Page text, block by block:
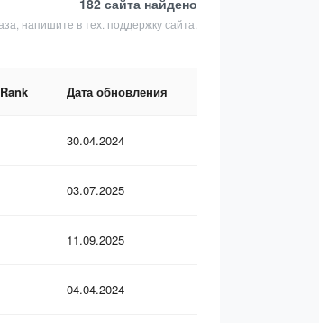
182 сайта найдено
напишите в тех. поддержку сайта.
Дата обновления
30.04.2024
03.07.2025
11.09.2025
04.04.2024